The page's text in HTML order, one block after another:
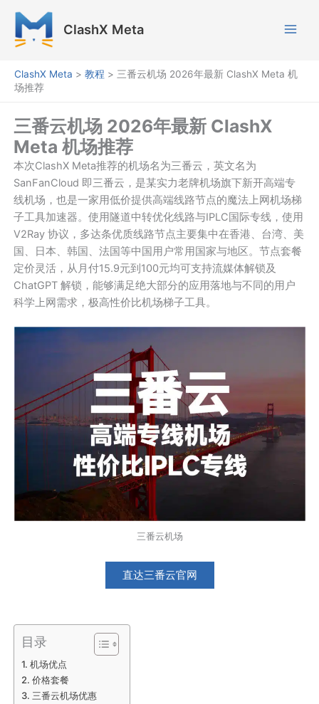
ClashX Meta
ClashX Meta > 教程 > 三番云机场 2026年最新 ClashX Meta 机
场推荐
三番云机场 2026年最新 ClashX
Meta 机场推荐
本次ClashX Meta推荐的机场名为三番云，英文名为
SanFanCloud 即三番云，是某实力老牌机场旗下新开高端专
线机场，也是一家用低价提供高端线路节点的魔法上网机场梯
子工具加速器。使用隧道中转优化线路与IPLC国际专线，使用
V2Ray 协议，多达条优质线路节点主要集中在香港、台湾、美
国、日本、韩国、法国等中国用户常用国家与地区。节点套餐
定价灵活，从月付15.9元到100元均可支持流媒体解锁及
ChatGPT 解锁，能够满足绝大部分的应用落地与不同的用户
科学上网需求，极高性价比机场梯子工具。
三番云机场
直达三番云官网
目录
机场优点
价格套餐
三番云机场优惠